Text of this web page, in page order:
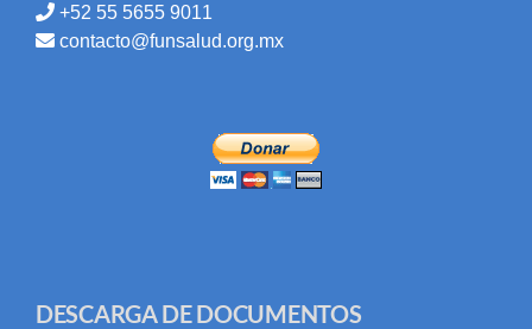
+52 55 5655 9011
contacto@funsalud.org.mx
DESCARGA DE DOCUMENTOS